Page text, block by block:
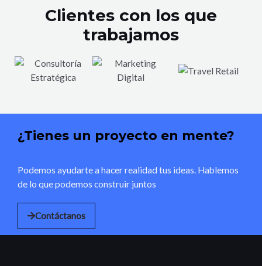
Clientes con los que
trabajamos
¿Tienes un proyecto en mente?
Podemos ayudarte a hacer realidad tus ideas. Hablemos
de lo que podemos construir juntos
Contáctanos